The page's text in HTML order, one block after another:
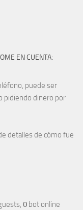
EN CUENTA:
puede ser
pidiendo dinero por
detalles de cómo fue
0 bot online